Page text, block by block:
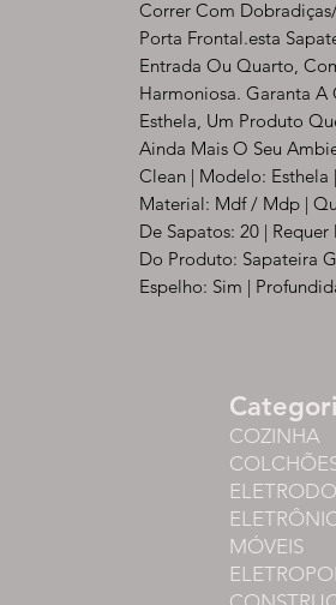
Correr Com
Porta Frontal.esta
Entrada Ou Quarto,
Harmoniosa. Garanta A
Esthela, Um Produto
Ainda Mais O Seu
Clean | Modelo: Esthela
Material: Mdf / Mdp |
De Sapatos: 20 |
Do Produto: Sapateira
Espelho: Sim |
COZINHA
MÓVEIS